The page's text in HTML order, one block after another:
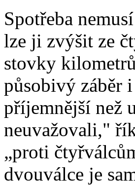
Spotřeba
lze ji zvýšit ze
stovky
působivý záběr
příjemnější než
neuvažovali,"
„proti
dvouválce je